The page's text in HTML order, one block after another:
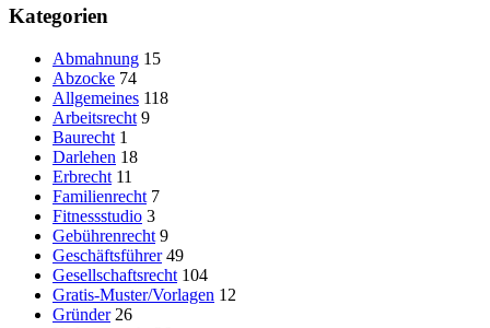
Kategorien
Abmahnung 15
Abzocke 74
Allgemeines 118
Arbeitsrecht 9
Baurecht 1
Darlehen 18
Erbrecht 11
Familienrecht 7
Fitnessstudio 3
Gebührenrecht 9
Geschäftsführer 49
Gesellschaftsrecht 104
Gratis-Muster/Vorlagen 12
Gründer 26